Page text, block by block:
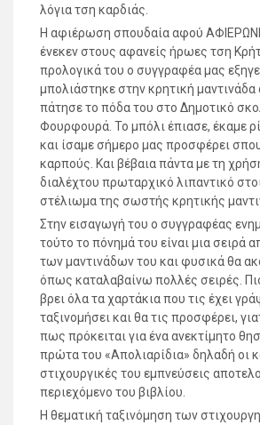
λόγια τση καρδιάς.
Η αφιέρωση σπουδαία αφού
ένεκεν στους αφανείς ήρωες τση
προλογικά του ο συγγραφέα μας
μπολιάστηκε στην κρητική
πάτησε το πόδα του στο Δημοτικό
Φουρφουρά. Το μπόλι έπιασε, έκαμε
και ίσαμε σήμερο μας προσφέρει
καρπούς. Και βέβαια πάντα με τη
διαλέχτου πρωταρχικό λιπαντικό
στέλιωμα της σωστής κρητικής
Στην εισαγωγή του ο συγγραφέας
τούτο το πόνημά του είναι μια σειρά
των μαντινάδων του και φυσικά θα
όπως καταλαβαίνω πολλές σειρές.
βρει όλα τα χαρτάκια που τις έχει
ταξινομήσει και θα τις προσφέρει,
πως πρόκειται για ένα ανεκτίμητο
πρώτα του «Απολιαρίδια» δηλαδή οι
στιχουργικές του εμπνεύσεις
περιεχόμενο του βιβλίου.
Η θεματική ταξινόμηση των